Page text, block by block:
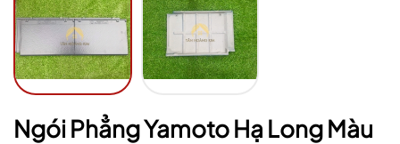
Ngói Phẳng Yamoto Hạ Long Màu